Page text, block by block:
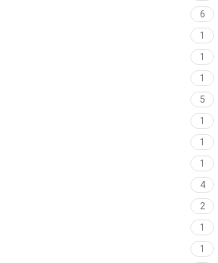
6
1
1
1
5
1
1
1
4
2
1
1